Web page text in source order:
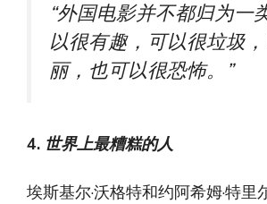
“外国电影并不都归为一
以很有趣，可以很垃圾
丽，也可以很恐怖。”
4. 世界上最糟糕的人
埃斯基尔·沃格特和约阿希姆·特